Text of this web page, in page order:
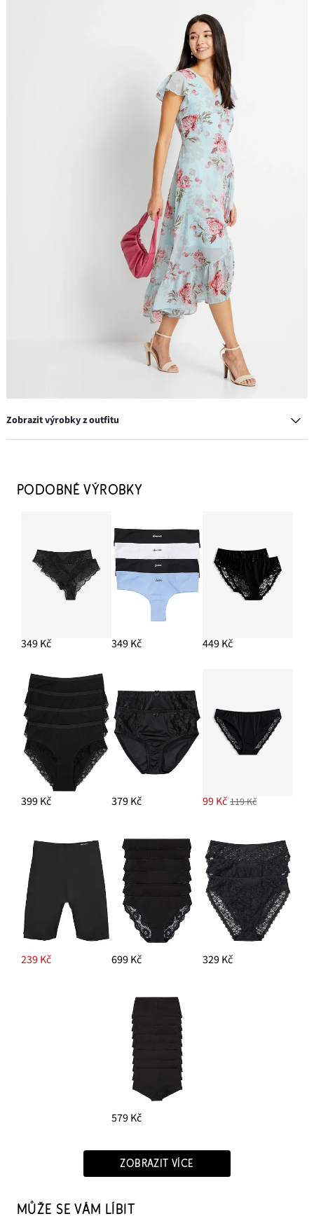
Zobrazit výrobky z outfitu
449 Kč
Brazilské kalhotky z jemné krajky
279 Kč
PŘIDAT DO KOŠÍKU
PODOBNÉ VÝROBKY
349 Kč 349 Kč 449 Kč
399 Kč 379 Kč 99 Kč 119 Kč
239 Kč 699 Kč 329 Kč
579 Kč
ZOBRAZIT VÍCE
MŮŽE SE VÁM LÍBIT